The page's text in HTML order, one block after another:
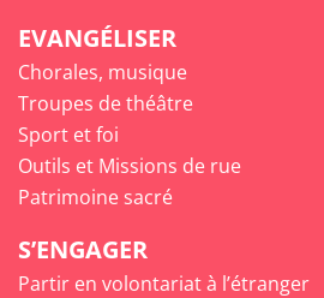
EVANGÉLISER
Chorales, musique
Troupes de théâtre
Sport et foi
Outils et Missions de rue
Patrimoine sacré
S’ENGAGER
Partir en volontariat à l’étranger